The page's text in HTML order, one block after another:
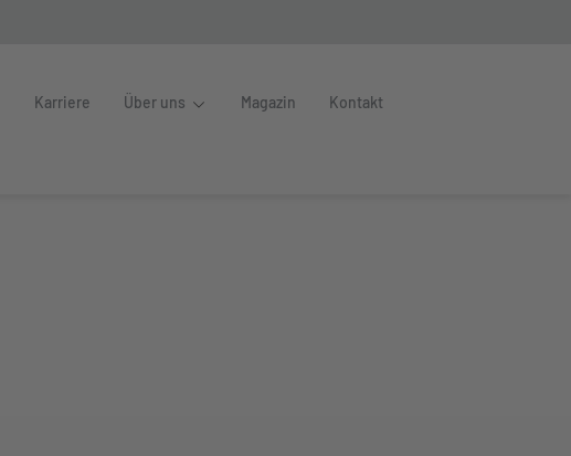
Karriere Über uns Magazin Kontakt